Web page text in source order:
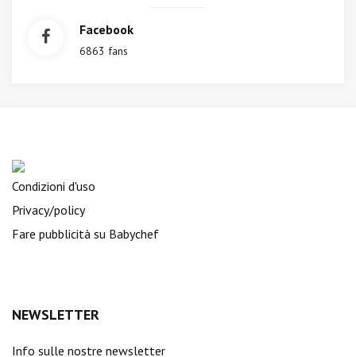
Facebook
6863 fans
Condizioni d'uso
Privacy/policy
Fare pubblicità su Babychef
NEWSLETTER
Info sulle nostre newsletter